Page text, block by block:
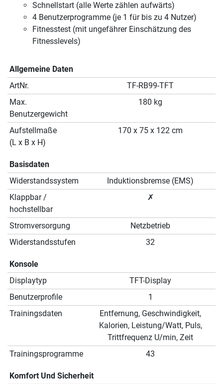
Schnellstart (alle Werte zählen aufwärts)
4 Benutzerprogramme (je 1 für bis zu 4 Nutzer)
Fitnesstest (mit ungefährer Einschätzung des
Fitnesslevels)
Allgemeine Daten
ArtNr.
TF-RB99-TFT
Max.
Benutzergewicht
180 kg
Aufstellmaße
(L x B x H)
170 x 75 x 122 cm
Basisdaten
Widerstandssystem
Induktionsbremse (EMS)
Klappbar /
hochstellbar
✗
Stromversorgung
Netzbetrieb
Widerstandsstufen
32
Konsole
Displaytyp
TFT-Display
Benutzerprofile
1
Trainingsdaten
Entfernung, Geschwindigkeit,
Kalorien, Leistung/Watt, Puls,
Trittfrequenz U/min, Zeit
Trainingsprogramme
43
Komfort Und Sicherheit